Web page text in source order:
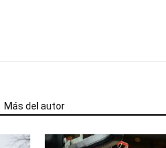
Más del autor